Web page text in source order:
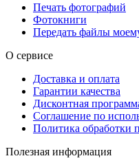
Печать фотографий
Фотокниги
Передать файлы
О сервисе
Доставка и оплата
Гарантии качества
Дисконтная
Соглашение по
Политика обработки
Полезная информация